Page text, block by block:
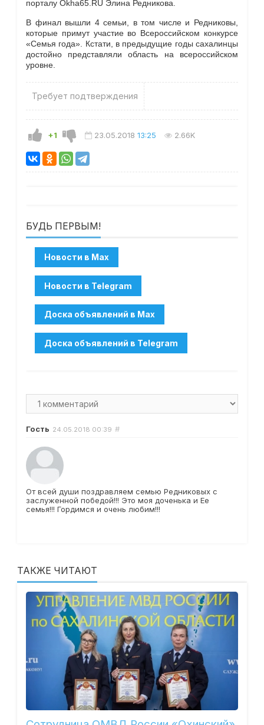
порталу Okha65.RU Элина Редникова.
В финал вышли 4 семьи, в том числе и Редниковы,
которые примут участие во Всероссийском конкурсе
«Семья года». Кстати, в предыдущие годы сахалинцы
достойно представляли область на всероссийском
уровне.
Требует подтверждения
+1 23.05.2018 13:25 2.66K
БУДЬ ПЕРВЫМ!
Гость 24.05.2018 00:39 #
От всей души поздравляем семью Редниковых с
заслуженной победой!!! Это моя доченька и Ее
семья!!! Гордимся и очень любим!!!
ТАКЖЕ ЧИТАЮТ